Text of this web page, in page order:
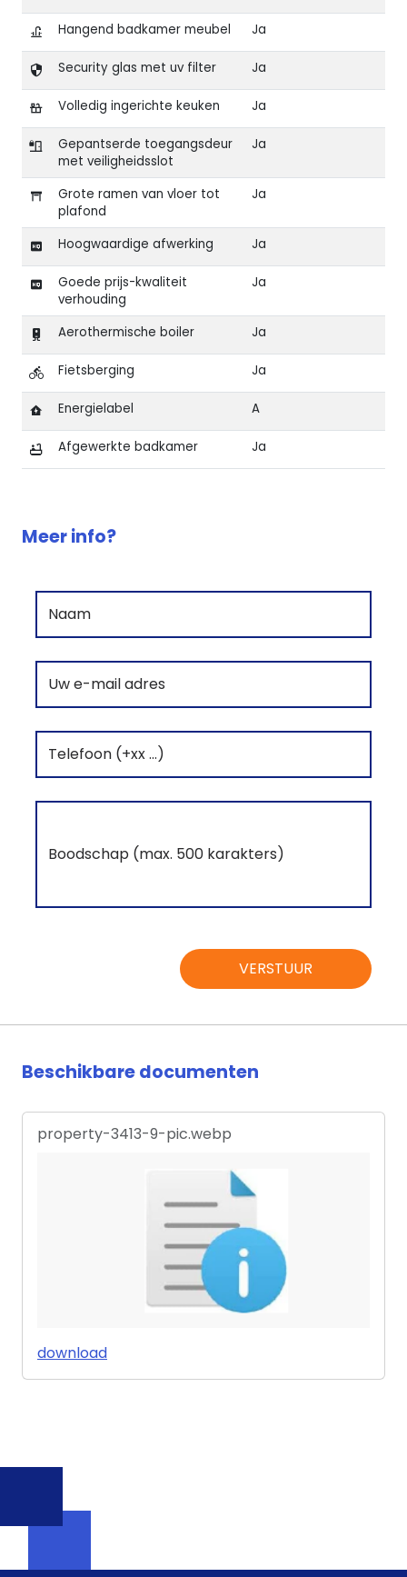
Hangend badkamer meubel Ja
Security glas met uv filter Ja
Volledig ingerichte keuken Ja
Gepantserde toegangsdeur
met veiligheidsslot
Ja
Grote ramen van vloer tot
plafond
Ja
Hoogwaardige afwerking Ja
Goede prijs-kwaliteit
verhouding
Ja
Aerothermische boiler Ja
Fietsberging Ja
Energielabel A
Afgewerkte badkamer Ja
Meer info?
VERSTUUR
Beschikbare documenten
property-3413-9-pic.webp
download